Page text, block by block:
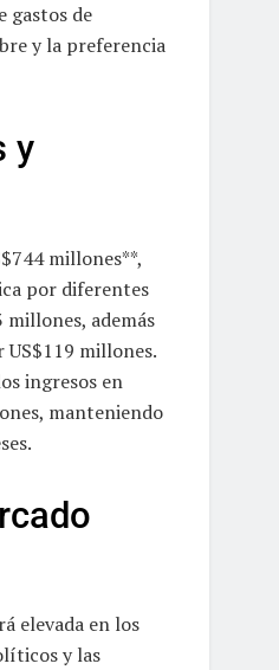
gastos de
y la preferencia
y
millones**,
por diferentes
millones, además
millones.
ingresos en
manteniendo
elevada en los
y las